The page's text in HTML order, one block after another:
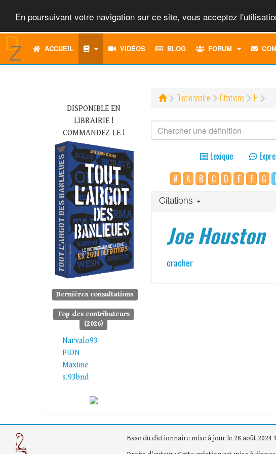
En poursuivant votre navigation sur ce site, vous acceptez
ACCUEIL VIDÉOS BLOG FORUM
TOGGLE
DISPONIBLE EN
LIBRAIRIE !
COMMANDEZ-LE !
Dernières consultations
Top des contributeurs
(2026)
Narvalo93
PION
Maxime
s.93bnd
Dictionnaire Citations H
Lexique
#
A B C D E F G
Citations
Joe Houston
cracher
Base du dictionnaire mise à jour le 28 août 2024